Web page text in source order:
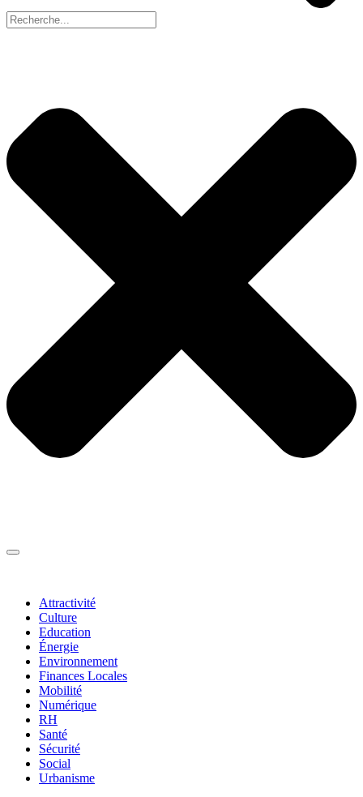
Attractivité
Culture
Education
Énergie
Environnement
Finances Locales
Mobilité
Numérique
RH
Santé
Sécurité
Social
Urbanisme